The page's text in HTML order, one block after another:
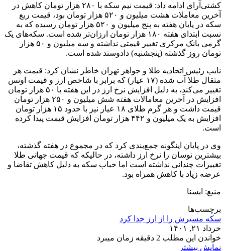
کشتی‌آرای ادامه داد: قیمت نیم سکه با ۲۸۰ هزار تومان کاهش در
آخرین معاملات هشت میلیون و ۵۲۰ هزار تومان بود، قیمت ربع
سکه در پایان هفته به پنج میلیون و ۵۲۰ هزار تومان رسیده که به
نسبت ابتدای هفته ۱۸۰ هزار تومان ارزان‌تر شده است. سکه‌های یک
گرمی بانک مرکزی تغییر قیمتی نداشته و سه میلیون و ۵۰ هزار
تومان روز گذشته (پنجشنبه) دادوستد شده است.
نایب رئیس اتحادیه طلا و جواهر تهران خاطر نشان کرد: قیمت هر
مثقال طلا آب شده (۱۷ عیار) که برابر با شاخص ارز و قیمت اونس
تغییر می‌کند، به دلیل افزایش نرخ ارز در این هفته با ۵۰ هزار تومان
افزایش در آخرین معامالات هفته شش میلیون و ۲۵۰ هزار تومان
قیمت داشت و هر گرم طلای ۱۸ عیار نیز با حدود ۱۵ هزار تومان
افزایش به یک میلیون و ۴۴۲ هزار تومان افزایش قیمت پیدا کرده
است.
وی در پایان اینگونه جمع‌بندی کرد که در مجموع در هفته گذشته،
بیشترین نوسان را نرخ ارز داشته، در حالیکه که قیمت جهانی طلا
تغییرات چندانی نداشته است اما حباب سکه به دلیل کاهش تقاضا و
عرضه زیاد با کاهش همراه بود.
منبع: ایسنا
برچسب‌ها
سکه مسیرش را از ارز جدا کرد
خرداد ۲۱, ۱۴۰۱
خواندن این مطلب 2 دقیقه زمان میبرد
نمایش بیشتر